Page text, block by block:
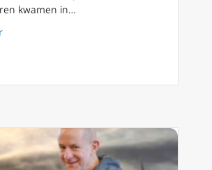
kwamen in…
about Synode over Synodaliteit navigeren